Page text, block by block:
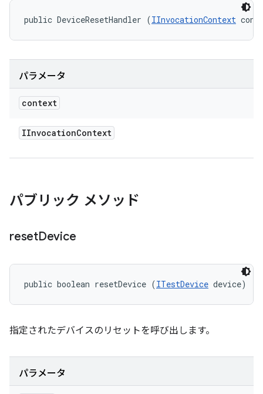
public DeviceResetHandler (IInvocationContext
パラメータ
context
IInvocationContext
パブリック メソッド
resetDevice
public boolean resetDevice (ITestDevice device)
指定されたデバイスのリセットを呼び出します。
パラメータ